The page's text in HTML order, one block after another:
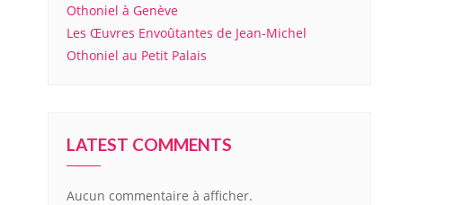
Othoniel à Genève
Les Œuvres Envoûtantes de Jean-Michel
Othoniel au Petit Palais
LATEST COMMENTS
Aucun commentaire à afficher.